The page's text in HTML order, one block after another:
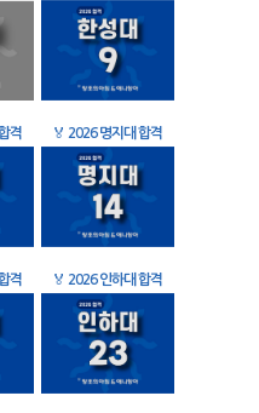
격 🏅 2026 명지대 합격
격 🏅 2026 인하대 합격